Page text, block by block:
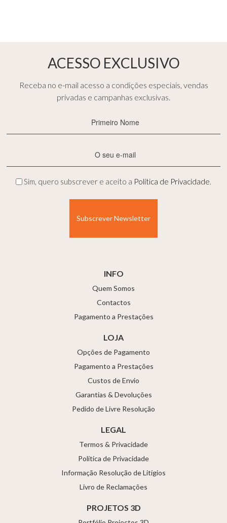
ACESSO EXCLUSIVO
Receba no e-mail acesso a condições especiais, vendas
privadas e campanhas exclusivas.
Nome
mail
Privacidade
Sim, quero subscrever e aceito a Política de Privacidade.
INFO
Quem Somos
Contactos
Pagamento a Prestações
LOJA
Opções de Pagamento
Pagamento a Prestações
Custos de Envio
Garantias & Devoluções
Pedido de Livre Resolução
LEGAL
Termos & Privacidade
Política de Privacidade
Informação Resolução de Litígios
Livro de Reclamações
PROJETOS 3D